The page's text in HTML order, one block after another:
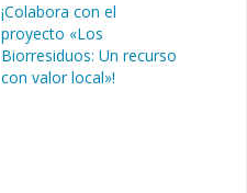
¡Colabora con el
proyecto «Los
Biorresiduos: Un recurso
con valor local»!